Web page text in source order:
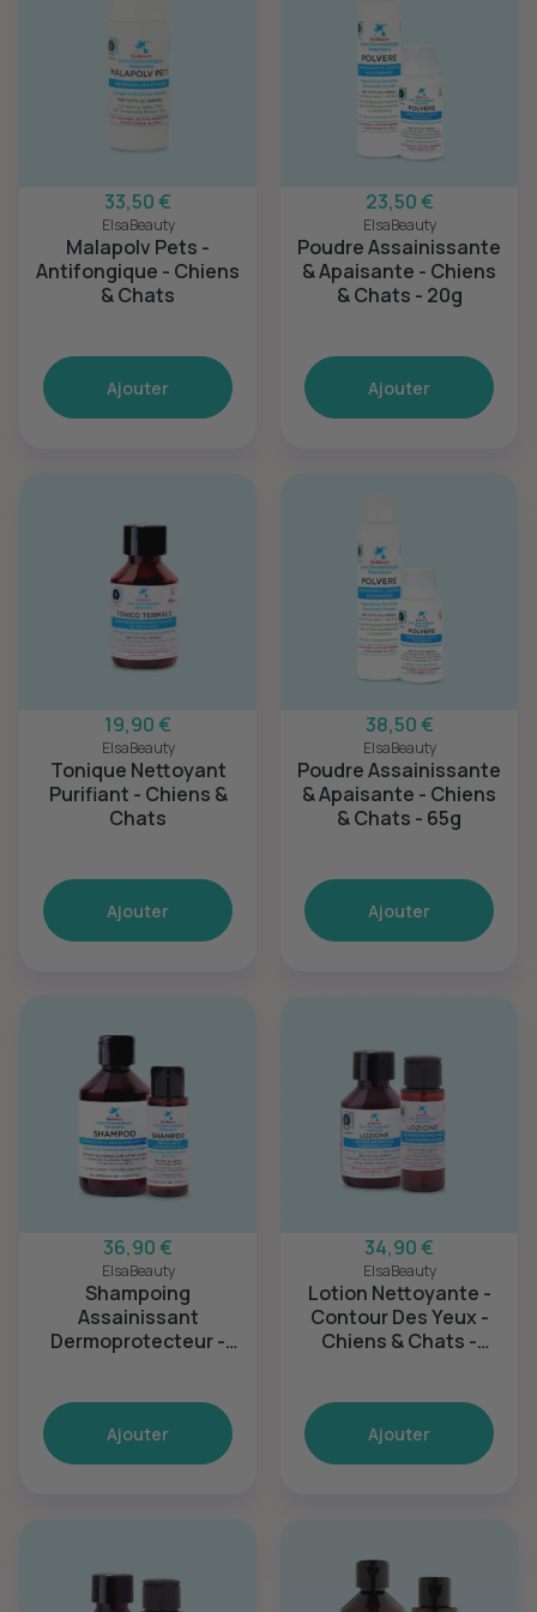
33,50 €
ElsaBeauty
Malapolv Pets -
Antifongique - Chiens
& Chats
Ajouter
23,50 €
ElsaBeauty
Poudre Assainissante
& Apaisante - Chiens
& Chats - 20g
Ajouter
19,90 €
ElsaBeauty
Tonique Nettoyant
Purifiant - Chiens &
Chats
Ajouter
38,50 €
ElsaBeauty
Poudre Assainissante
& Apaisante - Chiens
& Chats - 65g
Ajouter
36,90 €
ElsaBeauty
Shampoing
Assainissant
Dermoprotecteur -
Ajouter
34,90 €
ElsaBeauty
Lotion Nettoyante -
Contour Des Yeux -
Chiens & Chats -
Ajouter